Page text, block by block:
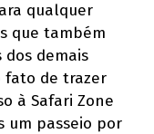
qualquer
que também
dos demais
fato de trazer
à Safari Zone
um passeio por